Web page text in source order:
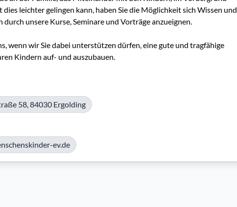
dies leichter gelingen kann, haben Sie die Möglichkeit sich Wissen und
durch unsere Kurse, Seminare und Vorträge anzueignen.
wenn wir Sie dabei unterstützen dürfen, eine gute und tragfähige
Kindern auf- und auszubauen.
58, 84030 Ergolding
ev.de